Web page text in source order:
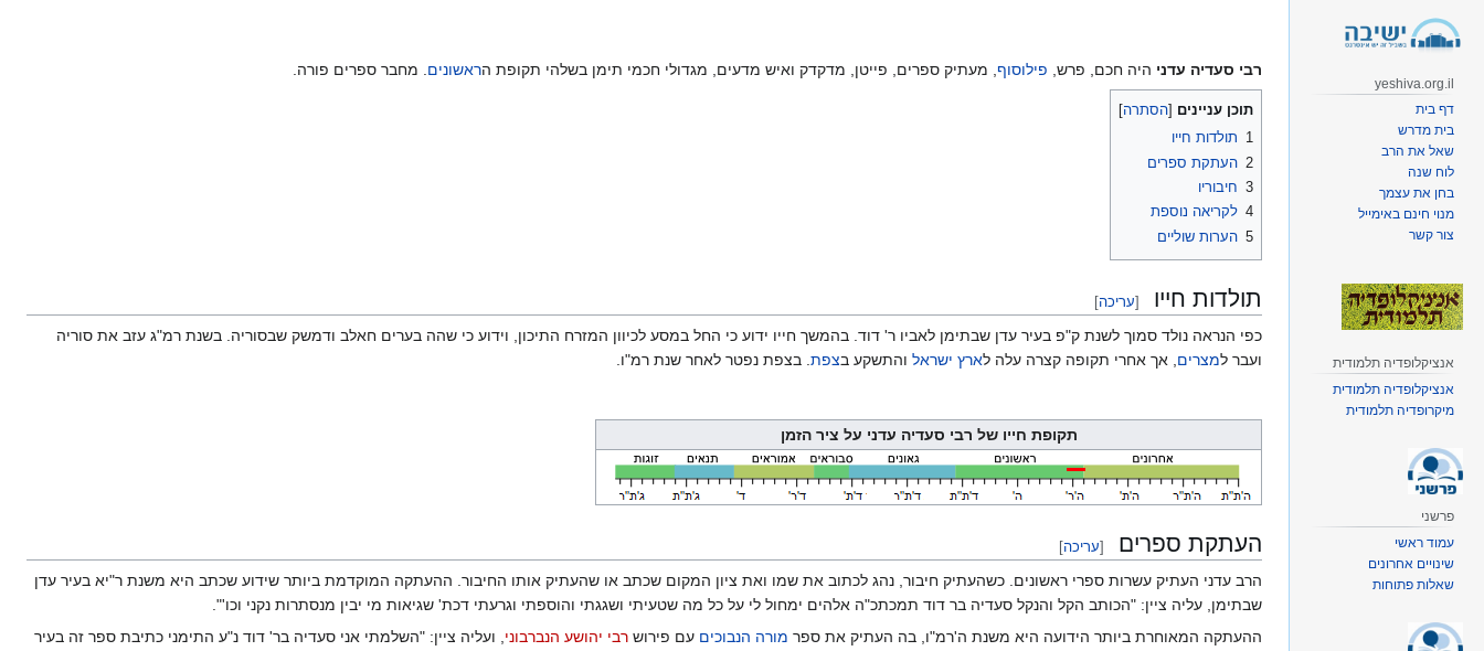
רבי סעדיה עדני היה חכם, פרש, פילוסוף, מעתיק ספרים, פייטן, מדקדק ואיש מדעים, מגדולי חכמי תימן בשלהי תקופת הראשונים. מחבר ספרים פורה.
תוכן עניינים
1 תולדות חייו
2 העתקת ספרים
3 חיבוריו
4 לקריאה נוספת
5 הערות שוליים
תולדות חייו [עריכה]
כפי הנראה נולד סמוך לשנת ק"פ בעיר עדן שבתימן לאביו ר' דוד. בהמשך חייו ידוע כי החל במסע לכיוון המזרח התיכון, וידוע כי שהה בערים חאלב ודמשק שבסוריה. בשנת רמ"ג עזב את סוריה
ועבר למצרים, אך אחרי תקופה קצרה עלה לארץ ישראל והתשקע בצפת. בצפת נפטר לאחר שנת רמ"ו.
תקופת חייו של רבי סעדיה עדני על ציר הזמן
העתקת ספרים [עריכה]
הרב עדני העתיק עשרות ספרי ראשונים. כשהעתיק חיבור, נהג לכתוב את שמו ואת ציון המקום שכתב או שהעתיק אותו החיבור. ההעתקה המוקדמת ביותר שידוע שכתב היא משנת ר"יא בעיר עדן
שבתימן, עליה ציין: "הכותב הקל והנקל סעדיה בר דוד תמכתכ"ה אלהים ימחול לי על כל מה שטעיתי ושגגתי והוספתי וגרעתי דכת' שגיאות מי יבין מנסתרות נקני וכו'".
ההעתקה המאוחרת ביותר הידועה היא משנת ה'רמ"ו, בה העתיק את ספר מורה הנבוכים עם פירוש רבי יהושע הנברבוני, ועליה ציין: "השלמתי אני סעדיה בר' דוד נ"ע התימני כתיבת ספר זה בעיר
yeshiva.org.il
דף בית
בית מדרש
שאל את הרב
לוח שנה
בחן את עצמך
מנוי חינם באימייל
צור קשר
אנציקלופדיה תלמודית
אנציקלופדיה תלמודית
מיקרופדיה תלמודית
פרשני
עמוד ראשי
שינויים אחרונים
שאלות פתוחות